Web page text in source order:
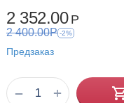
2 352.00 Р
2 400.00Р -2%
Предзаказ
+
−